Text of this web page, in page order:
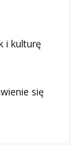
i kulturę
się